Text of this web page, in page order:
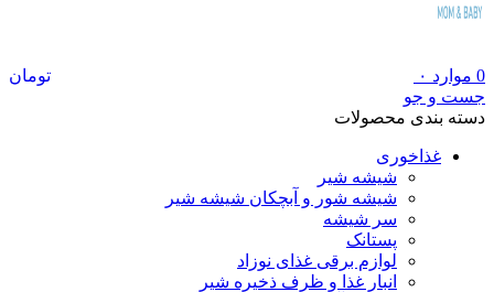
0 موارد ۰
تومان
جست و جو
دسته بندی محصولات
غذاخوری
شیشه شیر
شیشه ‌شور و آبچکان شیشه‌ شیر
سر شیشه
پستانک
لوازم برقی غذای نوزاد
انبار غذا و ظرف ذخیره شیر